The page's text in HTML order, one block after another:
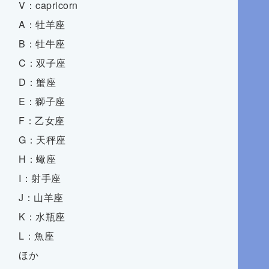
V：capricorn
A：牡羊座
B：牡牛座
C：双子座
D：蟹座
E：獅子座
F：乙女座
G：天秤座
H：蠍座
I：射手座
J：山羊座
K：水瓶座
L：魚座
ほか